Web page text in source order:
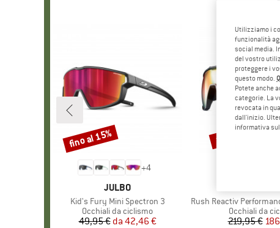
+4
MARCHIO
JULBO
Articolo
Kid's Fury Mini Spectron 3
Gruppo di prodotti
Occhiali da ciclismo
Prezzo
49,95 € Prezzo ridotto
da 42,46 €
Sconto
fino al 15%
Articolo
Rush Reactiv Performance
Gruppo di
Occhiali da
219,95 €
Sconto
15%
Utilizziamo i
funzionalità
social media.
del vostro
proteggere i
questo modo.
Potete anche
categorie. La
revocata in
dall'inizio.
informativa